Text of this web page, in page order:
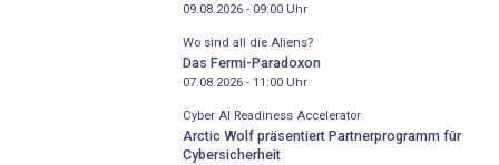
09.08.2026 - 09:00Uhr
Wo sind all die Aliens?
Das Fermi-Paradoxon
07.08.2026 - 11:00Uhr
Cyber AI Readiness Accelerator
Arctic Wolf präsentiert Partnerprogramm für
Cybersicherheit